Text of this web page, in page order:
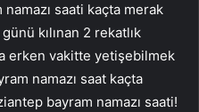
saati kaçta merak
kılınan 2 rekatlık
erken vakitte yetişebilmek
namazı saat kaçta
bayram namazı saati!